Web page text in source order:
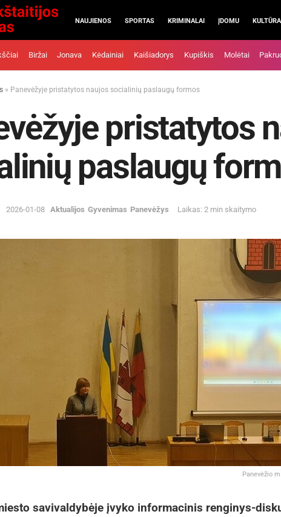
NAUJIENOS SPORTAS KRIMINALAI ĮDOMU KULTŪRA
Biržai Jonava Kėdainiai Kaišiadorys Kupiškis Molėtai
» Panevėžyje pristatytos naujos socialinių paslaugų formos
pristatytos
paslaugų
2026-01-08 Aktualijos Gyvenimas Panevėžys Laikas: 2 min skaitymo
Panevėžio
savivaldybėje įvyko informacinis renginys-